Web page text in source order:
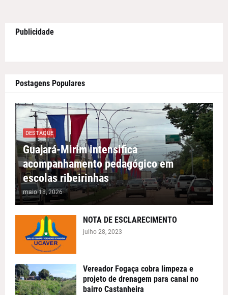
Publicidade
Postagens Populares
DESTAQUE
Guajará-Mirim intensifica
acompanhamento pedagógico em
escolas ribeirinhas
maio 18, 2026
NOTA DE ESCLARECIMENTO
julho 28, 2023
Vereador Fogaça cobra limpeza e
projeto de drenagem para canal no
bairro Castanheira